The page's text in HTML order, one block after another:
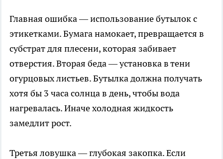
Главная ошибка — использование бутылок с
этикетками. Бумага намокает, превращается в
субстрат для плесени, которая забивает
отверстия. Вторая беда — установка в тени
огурцовых листьев. Бутылка должна получать
хотя бы 3 часа солнца в день, чтобы вода
нагревалась. Иначе холодная жидкость
замедлит рост.
Третья ловушка — глубокая закопка. Если